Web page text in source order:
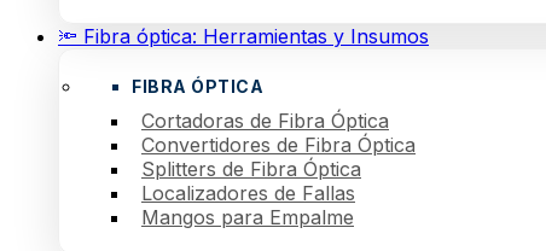
🔦 Fibra óptica: Herramientas y Insumos
FIBRA ÓPTICA
Cortadoras de Fibra Óptica
Convertidores de Fibra Óptica
Splitters de Fibra Óptica
Localizadores de Fallas
Mangos para Empalme